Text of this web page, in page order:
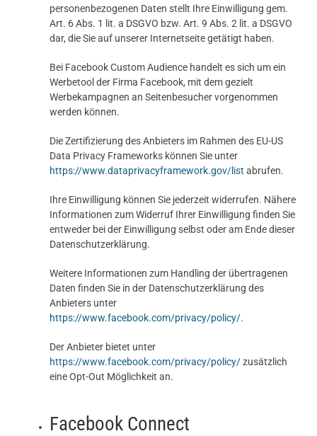
personenbezogenen Daten stellt Ihre Einwilligung gem.
Art. 6 Abs. 1 lit. a DSGVO bzw. Art. 9 Abs. 2 lit. a DSGVO
dar, die Sie auf unserer Internetseite getätigt haben.
Bei Facebook Custom Audience handelt es sich um ein
Werbetool der Firma Facebook, mit dem gezielt
Werbekampagnen an Seitenbesucher vorgenommen
werden können.
Die Zertifizierung des Anbieters im Rahmen des EU-US
Data Privacy Frameworks können Sie unter
https://www.dataprivacyframework.gov/list abrufen.
Ihre Einwilligung können Sie jederzeit widerrufen. Nähere
Informationen zum Widerruf Ihrer Einwilligung finden Sie
entweder bei der Einwilligung selbst oder am Ende dieser
Datenschutzerklärung.
Weitere Informationen zum Handling der übertragenen
Daten finden Sie in der Datenschutzerklärung des
Anbieters unter
https://www.facebook.com/privacy/policy/.
Der Anbieter bietet unter
https://www.facebook.com/privacy/policy/zusätzlich
eine Opt-Out Möglichkeit an.
Facebook Connect